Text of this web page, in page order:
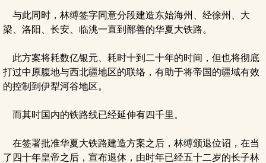
与此同时，林缚签字同意分段建造东始海州、经徐州、大
梁、洛阳、长安、临洮一直到鄯善的华夏大铁路。
此方案将耗数亿银元、耗时十到二十年的时间，但也将彻底
打过中原腹地与西北疆地区的联络，有助于将帝国的疆域有效
的控制到伊犁河谷地区。
而其时国内的铁路线已经延伸有四千里。
在签署批准华夏大铁路建造方案之后，林缚颁退位诏，在当
了四十年皇帝之后，宣布退休，由时年已经五十二岁的长子林